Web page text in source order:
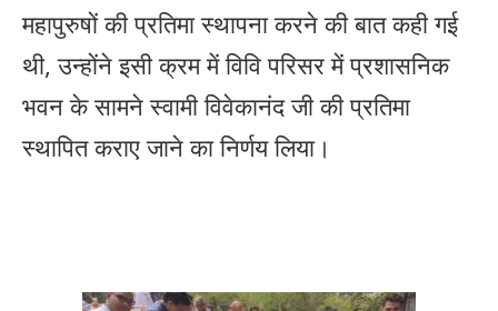
महापुरुषों की प्रतिमा स्थापना करने की बात कही गई
थी, उन्होंने इसी क्रम में विवि परिसर में प्रशासनिक
भवन के सामने स्वामी विवेकानंद जी की प्रतिमा
स्थापित कराए जाने का निर्णय लिया।